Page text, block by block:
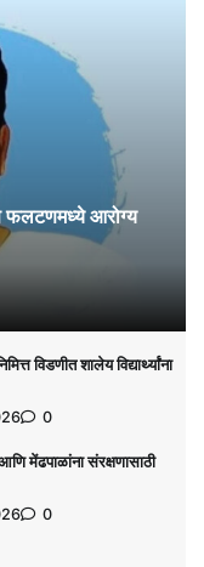
फलटणमध्ये आरोग्य
विडणीत शालेय विद्यार्थ्यांना
0
मेंढपाळांना संरक्षणासाठी
0